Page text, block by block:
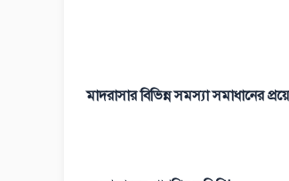
মাদরাসার বিভিন্ন সমস্যা সমাধানের